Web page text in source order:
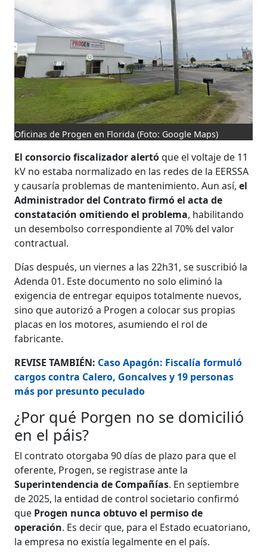
Oficinas de Progen en Florida (Foto: Google Maps)
El consorcio fiscalizador alertóque el voltaje de 11
kV no estaba normalizado en las redes de la EERSSA
y causaría problemas de mantenimiento. Aun así,el
Administrador del Contrato firmó el acta de
constatación omitiendo el problema, habilitando
un desembolso correspondiente al 70% del valor
contractual.
Días después, un viernes a las 22h31, se suscribió la
Adenda 01. Este documento no solo eliminó la
exigencia de entregar equipos totalmente nuevos,
sino que autorizó a Progen a colocar sus propias
placas en los motores, asumiendo el rol de
fabricante.
REVISE TAMBIÉN: Caso Apagón: Fiscalía formuló
cargos contra Calero, Goncalves y 19 personas
más por presunto peculado
¿Por qué Porgen no se domicilió
en el páis?
El contrato otorgaba 90 días de plazo para que el
oferente, Progen, se registrase ante la
Superintendencia de Compañías. En septiembre
de 2025, la entidad de control societario confirmó
que Progen nunca obtuvo el permiso de
operación. Es decir que, para el Estado ecuatoriano,
la empresa no existía legalmente en el país.